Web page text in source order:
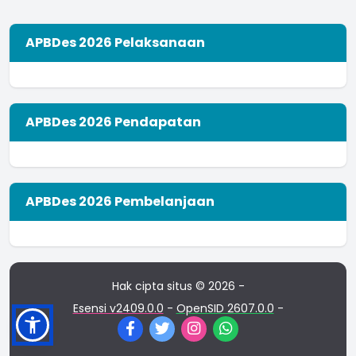
APBDes 2026 Pelaksanaan
APBDes 2026 Pendapatan
APBDes 2026 Pembelanjaan
Hak cipta situs © 2026 -
Esensi v2409.0.0 - OpenSID 2607.0.0 -